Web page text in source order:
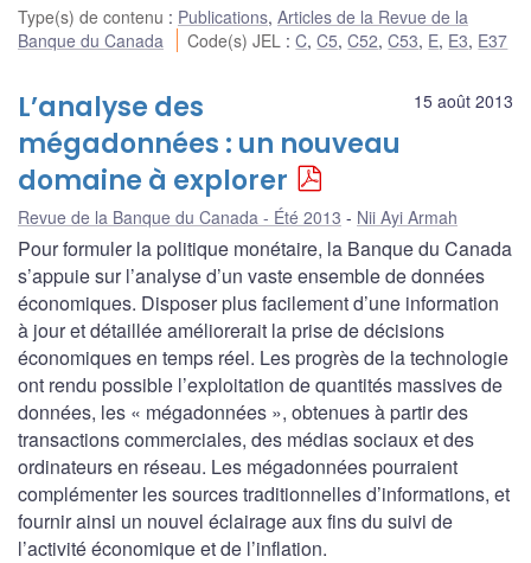
Type(s) de contenu : Publications, Articles de la Revue de la
Banque du Canada
Code(s) JEL :C,C5,C52,C53, E, E3, E37
15 août 2013
L’analyse des
mégadonnées : un nouveau
domaine à explorer
Revue de la Banque du Canada - Été 2013 Nii Ayi Armah
Pour formuler la politique monétaire, la Banque du Canada
s’appuie sur l’analyse d’un vaste ensemble de données
économiques. Disposer plus facilement d’une information
à jour et détaillée améliorerait la prise de décisions
économiques en temps réel. Les progrès de la technologie
ont rendu possible l’exploitation de quantités massives de
données, les « mégadonnées », obtenues à partir des
transactions commerciales, des médias sociaux et des
ordinateurs en réseau. Les mégadonnées pourraient
complémenter les sources traditionnelles d’informations, et
fournir ainsi un nouvel éclairage aux fins du suivi de
l’activité économique et de l’inflation.